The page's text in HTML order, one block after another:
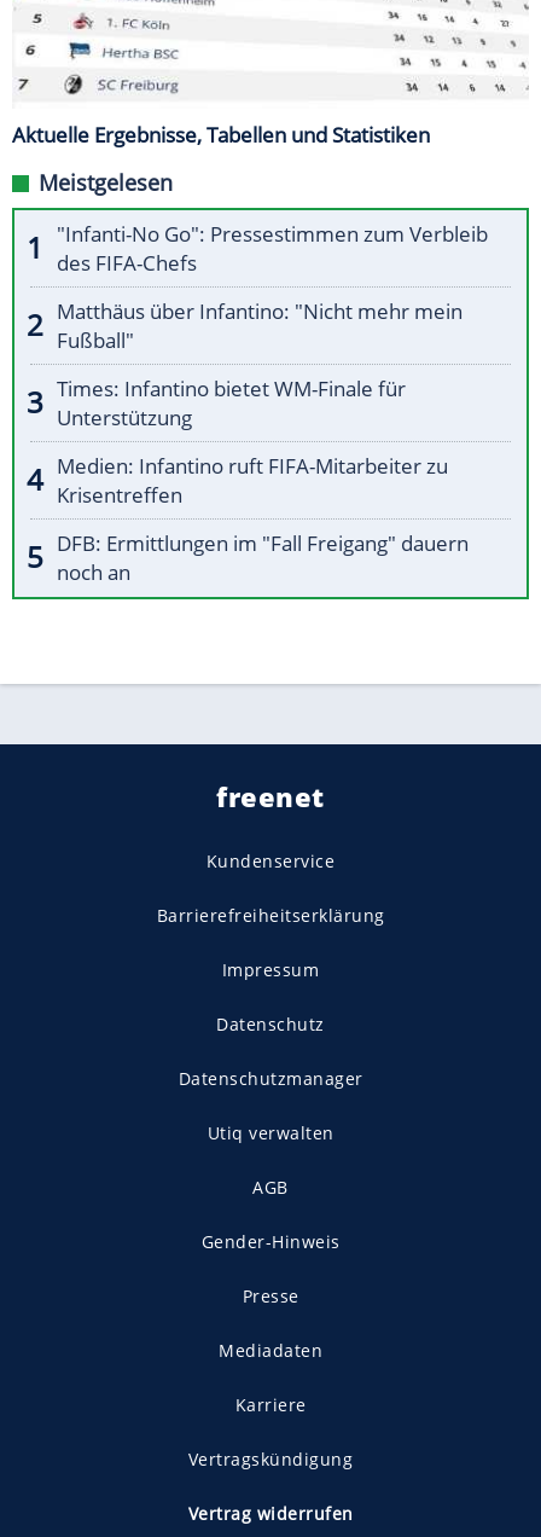
Aktuelle Ergebnisse, Tabellen und Statistiken
Meistgelesen
"Infanti-No Go": Pressestimmen zum Verbleib
des FIFA-Chefs
Matthäus über Infantino: "Nicht mehr mein
Fußball"
Times: Infantino bietet WM-Finale für
Unterstützung
Medien: Infantino ruft FIFA-Mitarbeiter zu
Krisentreffen
DFB: Ermittlungen im "Fall Freigang" dauern
noch an
freenet
Kundenservice
Barrierefreiheitserklärung
Impressum
Datenschutz
Datenschutzmanager
Utiq verwalten
AGB
Gender-Hinweis
Presse
Mediadaten
Karriere
Vertragskündigung
Vertrag widerrufen